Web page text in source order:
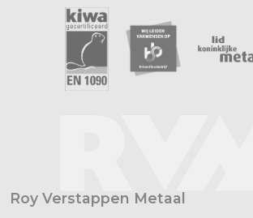
Roy Verstappen Metaal